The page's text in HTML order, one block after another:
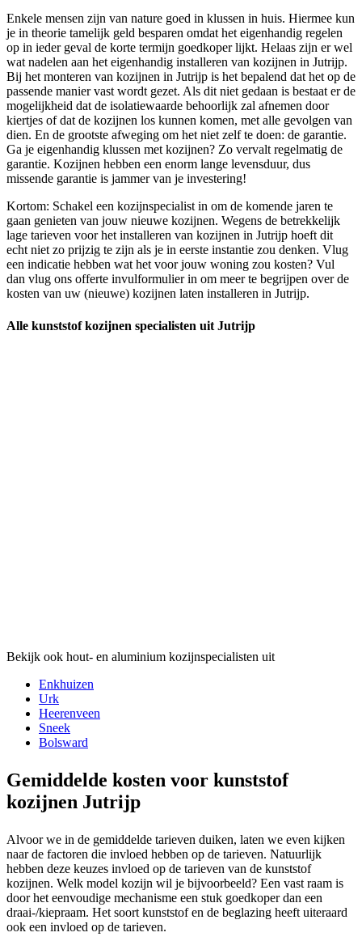
Enkele mensen zijn van nature goed in klussen in huis. Hiermee kun
je in theorie tamelijk geld besparen omdat het eigenhandig regelen
op in ieder geval de korte termijn goedkoper lijkt. Helaas zijn er wel
wat nadelen aan het eigenhandig installeren van kozijnen in Jutrijp.
Bij het monteren van kozijnen in Jutrijp is het bepalend dat het op de
passende manier vast wordt gezet. Als dit niet gedaan is bestaat er de
mogelijkheid dat de isolatiewaarde behoorlijk zal afnemen door
kiertjes of dat de kozijnen los kunnen komen, met alle gevolgen van
dien. En de grootste afweging om het niet zelf te doen: de garantie.
Ga je eigenhandig klussen met kozijnen? Zo vervalt regelmatig de
garantie. Kozijnen hebben een enorm lange levensduur, dus
missende garantie is jammer van je investering!
Kortom: Schakel een kozijnspecialist in om de komende jaren te
gaan genieten van jouw nieuwe kozijnen. Wegens de betrekkelijk
lage tarieven voor het installeren van kozijnen in Jutrijp hoeft dit
echt niet zo prijzig te zijn als je in eerste instantie zou denken. Vlug
een indicatie hebben wat het voor jouw woning zou kosten? Vul
dan vlug ons offerte invulformulier in om meer te begrijpen over de
kosten van uw (nieuwe) kozijnen laten installeren in Jutrijp.
Alle kunststof kozijnen specialisten uit Jutrijp
Bekijk ook hout- en aluminium kozijnspecialisten uit
Enkhuizen
Urk
Heerenveen
Sneek
Bolsward
Gemiddelde kosten voor kunststof
kozijnen Jutrijp
Alvoor we in de gemiddelde tarieven duiken, laten we even kijken
naar de factoren die invloed hebben op de tarieven. Natuurlijk
hebben deze keuzes invloed op de tarieven van de kunststof
kozijnen. Welk model kozijn wil je bijvoorbeeld? Een vast raam is
door het eenvoudige mechanisme een stuk goedkoper dan een
draai-/kiepraam. Het soort kunststof en de beglazing heeft uiteraard
ook een invloed op de tarieven.